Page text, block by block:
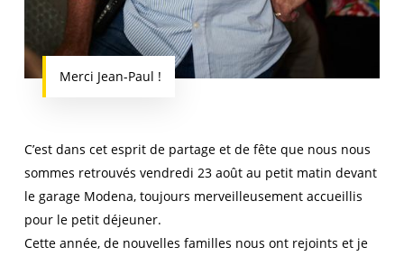
Merci Jean-Paul !
C’est dans cet esprit de partage et de fête que nous nous
sommes retrouvés vendredi 23 août au petit matin devant
le garage Modena, toujours merveilleusement accueillis
pour le petit déjeuner.
Cette année, de nouvelles familles nous ont rejoints et je